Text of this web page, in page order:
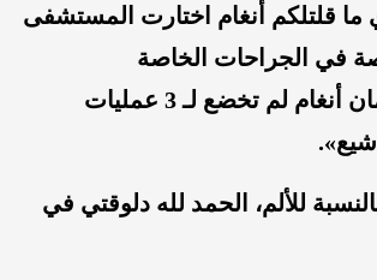
ما قلتلكم أنغام اختارت المستشفى
في الجراحات الخاصة
بالبنكرياس.. كمان أنغام لم تخضع لـ 3 عمليات
للألم، الحمد لله دلوقتي في